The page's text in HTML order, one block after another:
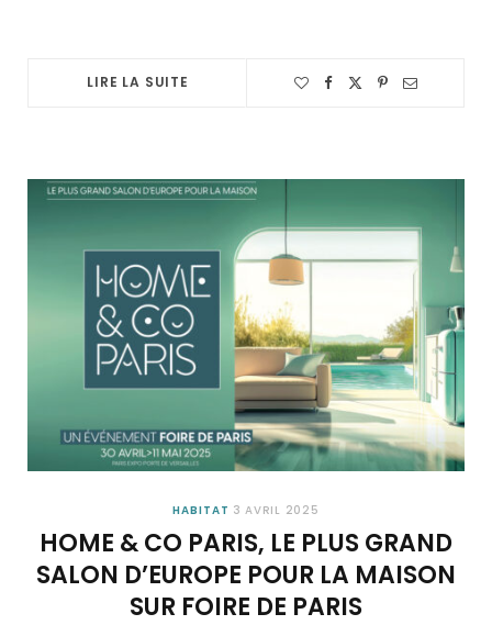
LIRE LA SUITE
HABITAT 3 AVRIL 2025
HOME & CO PARIS, LE PLUS GRAND
SALON D’EUROPE POUR LA MAISON
SUR FOIRE DE PARIS